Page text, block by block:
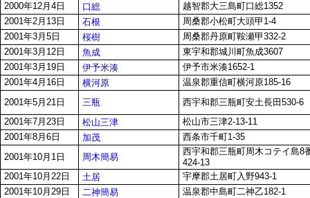
2000年12月4日
口総
越智郡大三島町口総1352
2001年2月13日
石根
周桑郡小松町大頭甲1-4
2001年3月5日
桜樹
周桑郡丹原町鞍瀬甲332-2
2001年3月12日
魚成
東宇和郡城川町魚成3607
2001年3月19日
伊予米湊
伊予市米湊1652-1
2001年4月16日
横河原
温泉郡重信町横河原185-16
2001年5月21日
三瓶
西宇和郡三瓶町安土長田530-6
2001年7月23日
松山三津
松山市三津2-13-11
2001年8月6日
加茂
西条市千町1-35
2001年10月1日
周木簡易
西宇和郡三瓶町周木コテイ島8
424-13
2001年10月22日
土居
宇摩郡土居町入野943-1
2001年10月29日
二神簡易
温泉郡中島町二神乙182-1